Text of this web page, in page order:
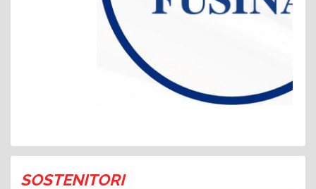
SOSTENITORI